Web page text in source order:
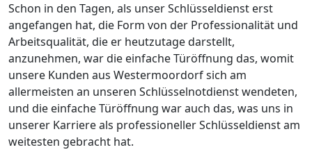
Schon in den Tagen, als unser Schlüsseldienst erst
angefangen hat, die Form von der Professionalität und
Arbeitsqualität, die er heutzutage darstellt,
anzunehmen, war die einfache Türöffnung das, womit
unsere Kunden aus Westermoordorf sich am
allermeisten an unseren Schlüsselnotdienst wendeten,
und die einfache Türöffnung war auch das, was uns in
unserer Karriere als professioneller Schlüsseldienst am
weitesten gebracht hat.